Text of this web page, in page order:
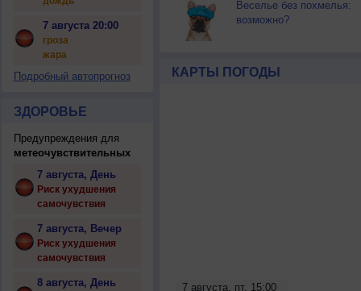
7 августа 20:00
гроза
жара
Подробный автопрогноз
ЗДОРОВЬЕ
Предупреждения для
метеочувствительных
7 августа, День
Риск ухудшения
самочувствия
7 августа, Вечер
Риск ухудшения
самочувствия
8 августа, День
Веселье без похмелья:
возможно?
КАРТЫ ПОГОДЫ